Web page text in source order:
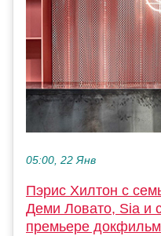
05:00, 22 Янв
Пэрис Хилтон с
Деми Ловато, Sia и
премьере